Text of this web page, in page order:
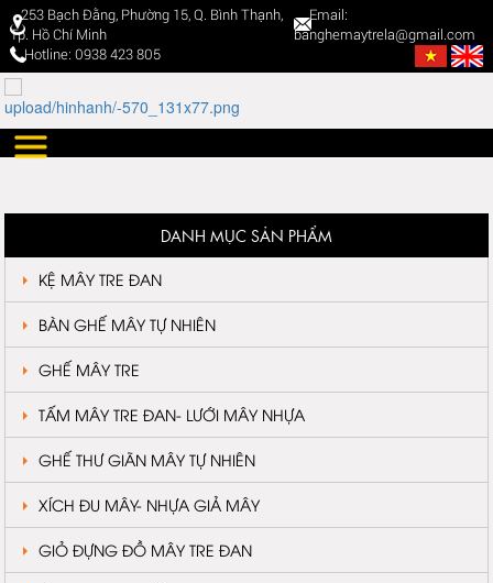
253 Bạch Đằng, Phường 15, Q. Bình Thạnh,
Tp. Hồ Chí Minh
Email:
banghemaytrela@gmail.com
Hotline: 0938 423 805
DANH MỤC SẢN PHẨM
KỆ MÂY TRE ĐAN
BÀN GHẾ MÂY TỰ NHIÊN
GHẾ MÂY TRE
TẤM MÂY TRE ĐAN- LƯỚI MÂY NHỰA
GHẾ THƯ GIÃN MÂY TỰ NHIÊN
XÍCH ĐU MÂY- NHỰA GIẢ MÂY
GIỎ ĐỰNG ĐỒ MÂY TRE ĐAN